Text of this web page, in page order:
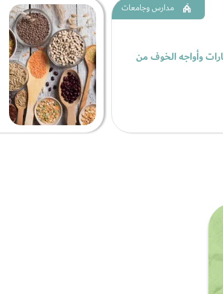
مدارس وجامعات
وأواجه الخوف من